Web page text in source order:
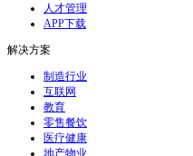
人才管理
APP下载
解决方案
制造行业
互联网
教育
零售餐饮
医疗健康